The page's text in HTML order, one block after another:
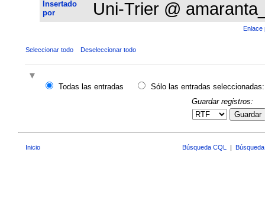
Insertado
por
Uni-Trier @
Enlace
Seleccionar todo Deseleccionar todo
Todas las entradas
Sólo las entradas seleccionadas:
Guardar registros:
Guardar
Inicio Búsqueda CQL